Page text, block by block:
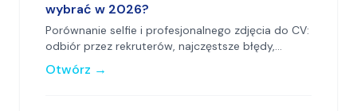
wybrać w 2026?
Porównanie selfie i profesjonalnego zdjęcia do CV:
odbiór przez rekruterów, najczęstsze błędy,
ryzyka i wpływ na pierwsze wrażenie.
Otwórz →